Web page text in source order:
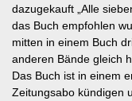
dazugekauft „Alle
das Buch empfohlen
mitten in einem Buch
anderen Bände gleich
Das Buch ist in einem
Zeitungsabo kündigen